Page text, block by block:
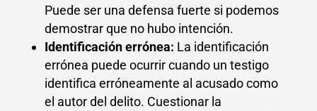
Puede ser una defensa fuerte si podemos
demostrar que no hubo intención.
Identificación errónea: La identificación
errónea puede ocurrir cuando un testigo
identifica erróneamente al acusado como
el autor del delito. Cuestionar la